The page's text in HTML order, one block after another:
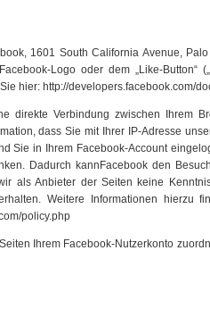
1601 South California Avenue,
Logo oder dem „Like-Button“
hier: http://developers.facebook.com/
direkte Verbindung zwischen Ihrem
dass Sie mit Ihrer IP-Adresse
Sie in Ihrem Facebook-Account
Dadurch kannFacebook den
als Anbieter der Seiten keine
Weitere Informationen hierzu
policy.php
Ihrem Facebook-Nutzerkonto